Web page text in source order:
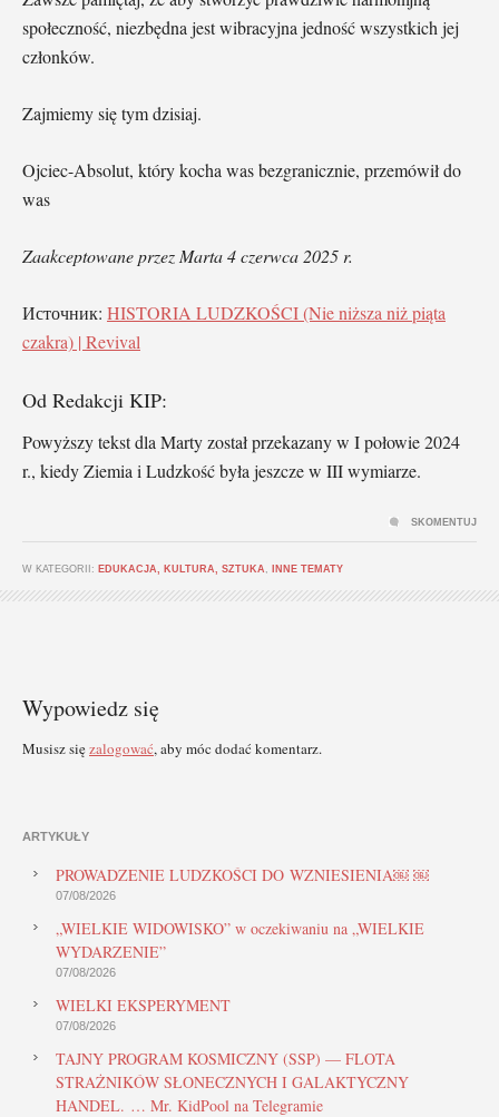
społeczność, niezbędna jest wibracyjna jedność wszystkich jej
członków.
Zajmiemy się tym dzisiaj.
Ojciec-Absolut, który kocha was bezgranicznie, przemówił do
was
Zaakceptowane przez Marta 4 czerwca 2025 r.
Источник: HISTORIA LUDZKOŚCI (Nie niższa niż piąta
czakra) | Revival
Od Redakcji KIP:
Powyższy tekst dla Marty został przekazany w I połowie 2024
r., kiedy Ziemia i Ludzkość była jeszcze w III wymiarze.
W KATEGORII: EDUKACJA, KULTURA, SZTUKA INNE TEMATY
SKOMENTUJ
Wypowiedz się
Musisz sięzalogować, aby móc dodać komentarz.
ARTYKUŁY
PROWADZENIE LUDZKOŚCI DO WZNIESIENIA￼ ￼
07/08/2026
„WIELKIE WIDOWISKO” w oczekiwaniu na „WIELKIE
WYDARZENIE”
07/08/2026
WIELKI EKSPERYMENT
07/08/2026
TAJNY PROGRAM KOSMICZNY (SSP) — FLOTA
STRAŻNIKÓW SŁONECZNYCH I GALAKTYCZNY
HANDEL. … Mr. KidPool na Telegramie